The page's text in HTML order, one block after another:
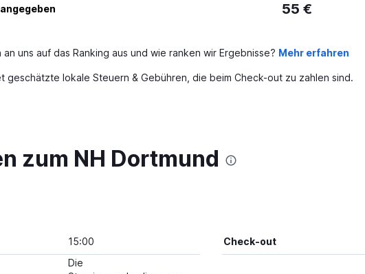
55 €
uns auf das Ranking aus und wie ranken wir Ergebnisse? Mehr erfahren
geschätzte lokale Steuern & Gebühren, die beim Check-out zu zahlen sind.
zum NH Dortmund
15:00 Check-out
Die